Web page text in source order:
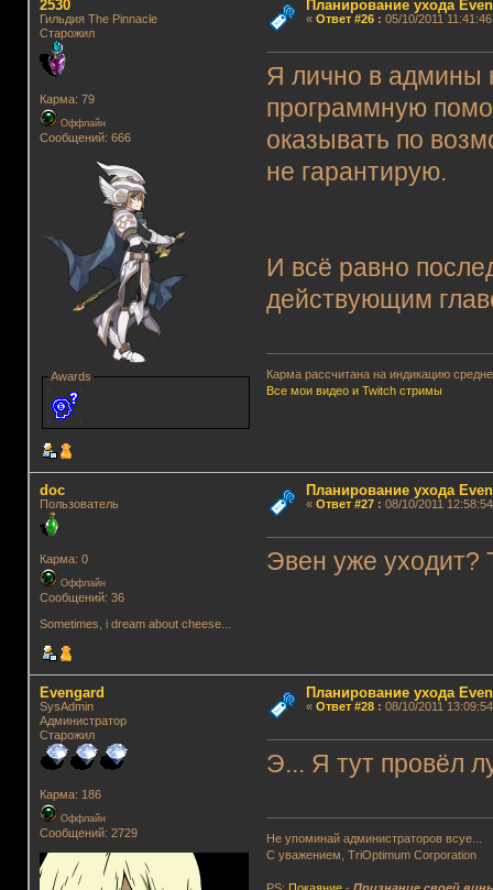
2530
Гильдия The Pinnacle
Старожил
Карма: 79
Оффлайн
Сообщений: 666
Awards
Планирование ухода
« Ответ #26: 05/10/2011
Я лично в админы
программную
оказывать по
не гарантирую.
И всё равно
действующим
Карма рассчитана на индикацию
Все мои видео и Twitch стримы
doc
Пользователь
Карма: 0
Оффлайн
Сообщений: 36
Sometimes, i dream about cheese...
Планирование ухода
« Ответ #27: 08/10/2011
Эвен уже
Evengard
SysAdmin
Администратор
Старожил
Карма: 186
Оффлайн
Сообщений: 2729
Планирование ухода
« Ответ #28: 08/10/2011
Э... Я тут провёл
Не упоминай администраторов всуе...
С уважением, TriOptimum Corporation